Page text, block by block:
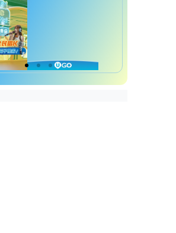
处 7. 中环街市 x Old But
永续圣诞市集
处 8. 愉景湾意式圣诞露
处 9. 东荟城Pinkoi 亚洲